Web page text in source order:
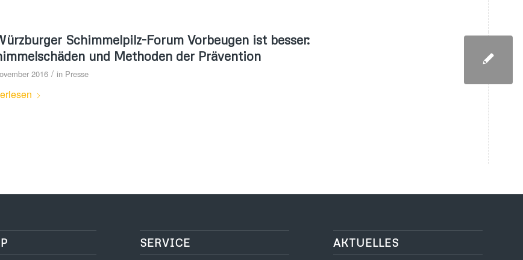
Schimmelpilz-Forum Vorbeugen ist besser:
und Methoden der Prävention
2016 / in Presse
SERVICE AKTUELLES